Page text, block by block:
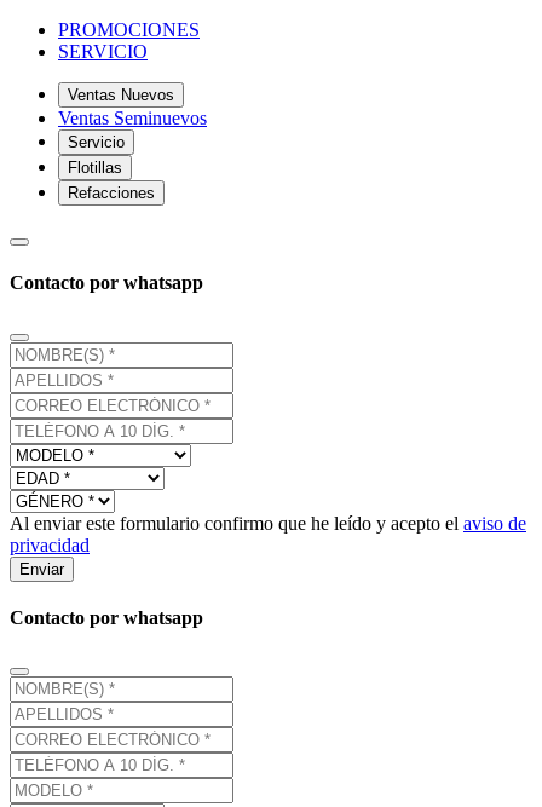
PROMOCIONES
SERVICIO
Ventas Nuevos
Ventas Seminuevos
Servicio
Flotillas
Refacciones
Contacto por whatsapp
Al enviar este formulario confirmo que he leído y acepto el aviso de
privacidad
Enviar
Contacto por whatsapp